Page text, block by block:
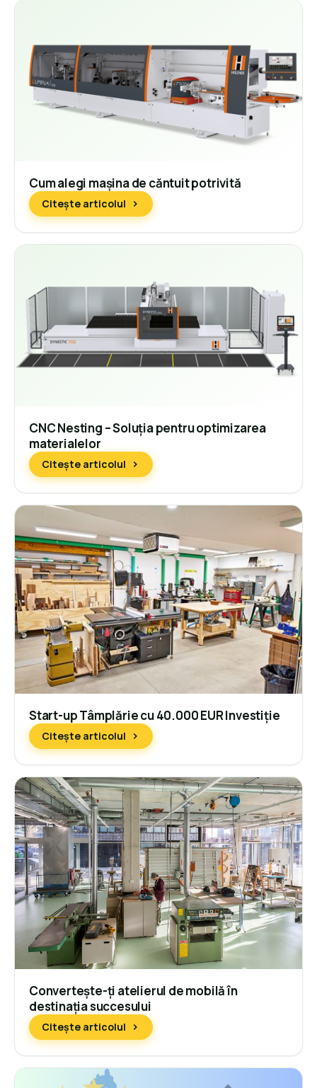
Cum alegi mașina de căntuit potrivită
Citește articolul
CNC Nesting – Soluția pentru optimizarea
materialelor
Citește articolul
Start-up Tâmplărie cu 40.000 EUR Investiție
Citește articolul
Convertește-ți atelierul de mobilă în
destinația succesului
Citește articolul